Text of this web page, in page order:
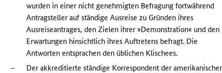
wurden in einer nicht genehmigten Befragung fortwährend
Antragsteller auf ständige Ausreise zu Gründen ihres
Ausreiseantrages, den Zielen ihrer »Demonstration« und den
Erwartungen hinsichtlich ihres Auftretens befragt. Die
Antworten entsprachen den üblichen Klischees.
–
Der akkreditierte ständige Korrespondent der